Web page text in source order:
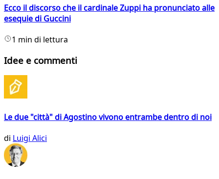
Ecco il discorso che il cardinale Zuppi ha pronunciato alle
esequie di Guccini
1 min di lettura
Idee e commenti
Le due "città" di Agostino vivono entrambe dentro di noi
di Luigi Alici